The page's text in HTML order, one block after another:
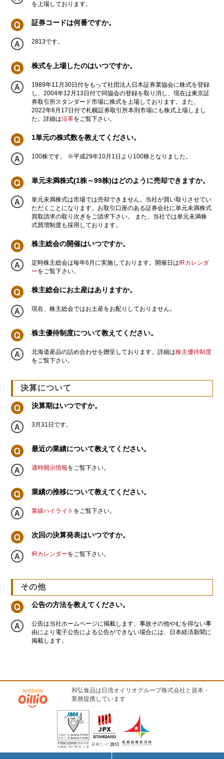
を上場しております。
証券コードは何番ですか。
2813です。
株式を上場したのはいつですか。
1989年11月30日付をもって社団法人日本証券業協会に株式を登録
し、2004年12月13日付で同協会の登録を取り消し、現在は東京証
券取引所スタンダード市場に株式を上場しております。また、
2022年6月17日付で札幌証券取引所本則市場にも株式上場しまし
た。詳細は沿革をご覧下さい。
1単元の株式数を教えてください。
100株です。 ※平成29年10月1日より100株となりました。
単元未満株式(1株～99株)はどのように売却できますか。
単元未満株式は市場では売却できません。当社が買い取りさせてい
ただくことになります。お取引口座のある証券会社に単元未満株式
買取請求の取り次ぎをご請求下さい。 また、当社では単元未満株
式買増制度も採用しております。
株主総会の開催はいつですか。
定時株主総会は毎年6月に実施しております。開催日は IRカレンダ
ーをご覧下さい。
株主総会にお土産はありますか。
現在、株主総会ではお土産をお配りしておりません。
株主優待制度について教えてください。
北海道産品の詰め合わせを贈呈しております。詳細は株主優待制度
をご覧下さい。
決算について
決算期はいつですか。
3月31日です。
最近の業績について教えてください。
適時開示情報をご覧下さい。
業績の推移について教えてください。
業績ハイライト をご覧下さい。
次回の決算発表はいつですか。
IRカレンダーをご覧下さい。
その他
公告の方法を教えてください。
公告は当社ホームページに掲載します。事故その他やむを得ない事
由により電子公告による公告ができない場合には、日本経済新聞に
掲載します。
和弘食品は日清オイリオグループ株式会社と資本・
業務提携しています